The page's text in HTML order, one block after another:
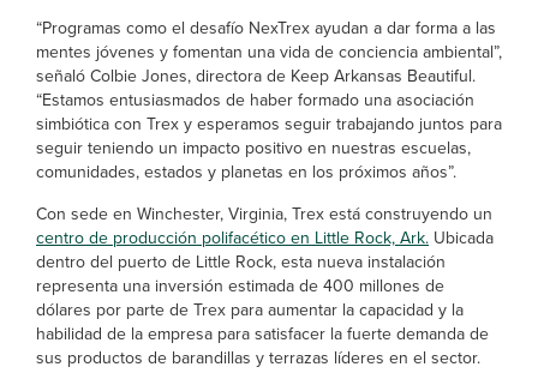
“Programas como el desafío NexTrex ayudan a dar forma a las
mentes jóvenes y fomentan una vida de conciencia ambiental”,
señaló Colbie Jones, directora de Keep Arkansas Beautiful.
“Estamos entusiasmados de haber formado una asociación
simbiótica con Trex y esperamos seguir trabajando juntos para
seguir teniendo un impacto positivo en nuestras escuelas,
comunidades, estados y planetas en los próximos años”.
Con sede en Winchester, Virginia, Trex está construyendo un
centro de producción polifacético en Little Rock, Ark. Ubicada
dentro del puerto de Little Rock, esta nueva instalación
representa una inversión estimada de 400 millones de
dólares por parte de Trex para aumentar la capacidad y la
habilidad de la empresa para satisfacer la fuerte demanda de
sus productos de barandillas y terrazas líderes en el sector.